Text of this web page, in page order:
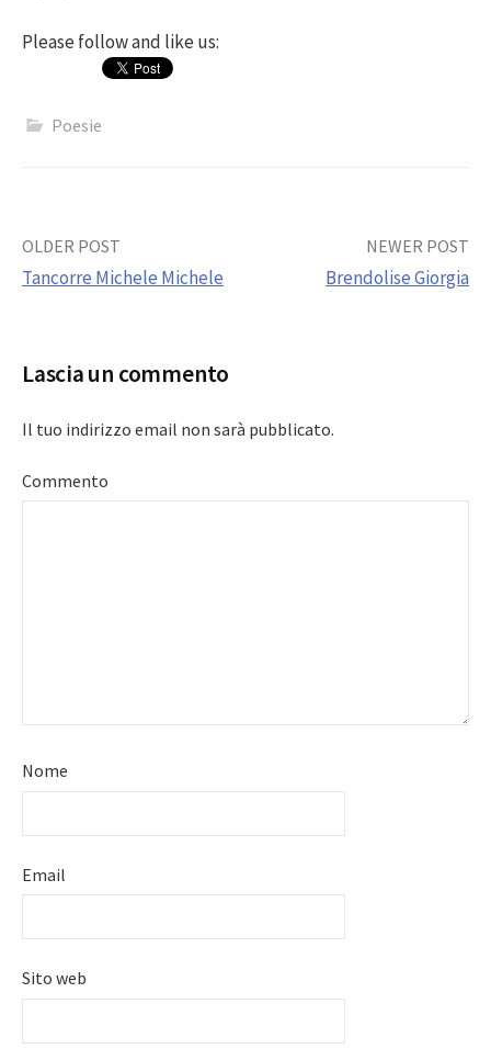
Please follow and like us:
Poesie
Post
OLDER POST
Tancorre Michele Michele
NEWER POST
Brendolise Giorgia
Lascia un commento
Il tuo indirizzo email non sarà pubblicato.
Commento
Nome
Email
Sito web